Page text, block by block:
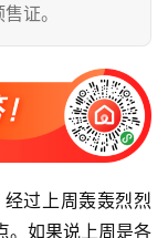
证。
过上周轰轰烈烈
。如果说上周是各